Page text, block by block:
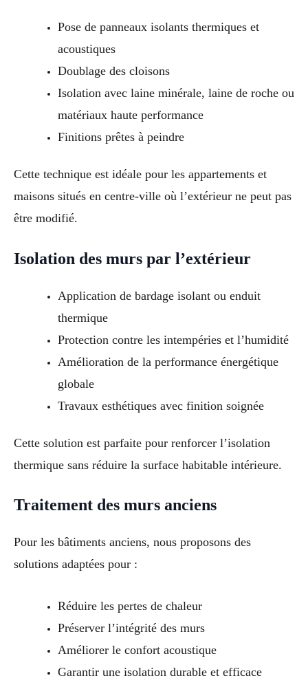
Pose de panneaux isolants thermiques et
acoustiques
Doublage des cloisons
Isolation avec laine minérale, laine de roche ou
matériaux haute performance
Finitions prêtes à peindre
Cette technique est idéale pour les appartements et
maisons situés en centre-ville où l’extérieur ne peut pas
être modifié.
Isolation des murs par l’extérieur
Application de bardage isolant ou enduit
thermique
Protection contre les intempéries et l’humidité
Amélioration de la performance énergétique
globale
Travaux esthétiques avec finition soignée
Cette solution est parfaite pour renforcer l’isolation
thermique sans réduire la surface habitable intérieure.
Traitement des murs anciens
Pour les bâtiments anciens, nous proposons des
solutions adaptées pour :
Réduire les pertes de chaleur
Préserver l’intégrité des murs
Améliorer le confort acoustique
Garantir une isolation durable et efficace